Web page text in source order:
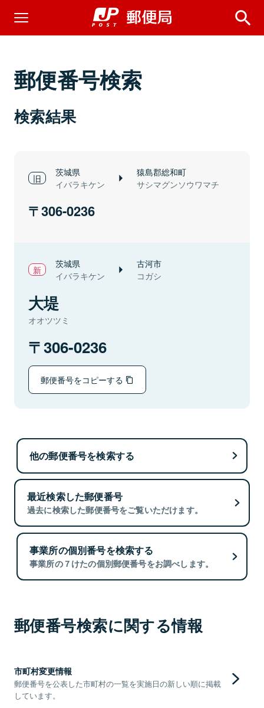
郵便番号検索
検索結果
茨城県
イバラキケン
猿島郡総和町
サシマグンソウワマチ
306-0236
茨城県
イバラキケン
古河市
コガシ
大堤
オオツツミ
306-0236
郵便番号をコピーする
他の郵便番号を検索する
最近検索した郵便番号
過去に検索した郵便番号をご覧いただけます。
事業所の個別番号を検索する
事業所の７けたの個別郵便番号をお調べします。
郵便番号検索に関する情報
市町村変更情報
郵便番号を公表した市町村の一覧を実施日の新しい順に掲載
しています。